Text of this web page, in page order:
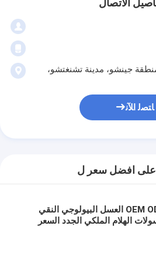
الاتصال
منطقة جينشو، مدينة تشنغتشو،
ﺎﺘﺼﻟ ﺍﻶﻧ
افضل سعر ل
OEM ODM العسل البيولوجي النقي
الهلام الملكي الجدد السعر